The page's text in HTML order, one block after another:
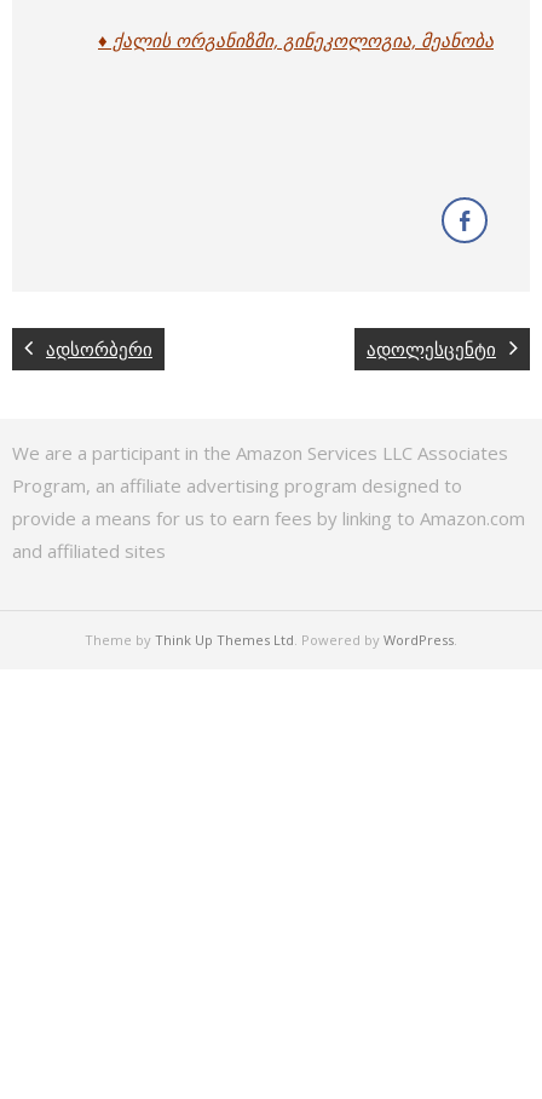
♦ ქალის ორგანიზმი, გინეკოლოგია, მეანობა
ადსორბერი ადოლესცენტი
We are a participant in the Amazon Services LLC Associates
Program, an affiliate advertising program designed to
provide a means for us to earn fees by linking to Amazon.com
and affiliated sites
Theme by Think Up Themes Ltd. Powered by WordPress.